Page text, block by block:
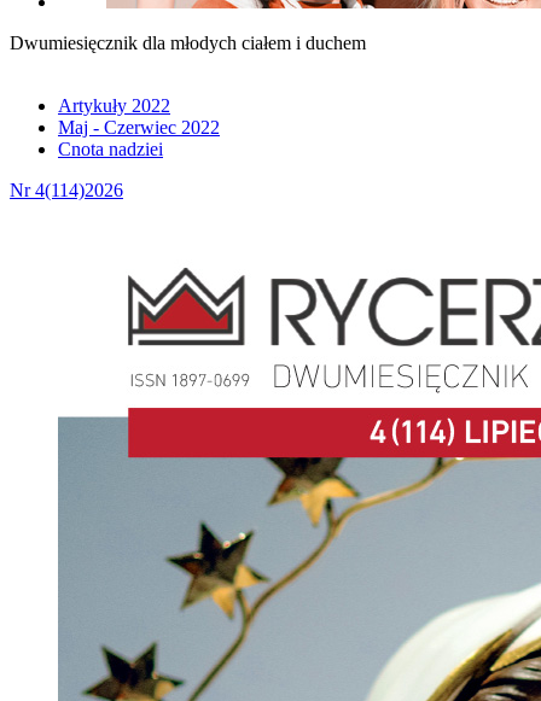
Dwumiesięcznik dla młodych ciałem i duchem
Artykuły 2022
Maj - Czerwiec 2022
Cnota nadziei
Nr 4(114)2026